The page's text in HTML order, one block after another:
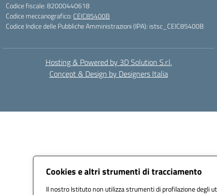
Cookies e altri strumenti di tracciamento
Il nostro Istituto non utilizza strumenti di profilazione degli
Codice fiscale: 82000440618
Codice meccanografico: CEIC85400B
Codice Indice delle Pubbliche Amministrazioni (IPA): istsc_CEIC85400B
Hosting & Powered by 3D Solution S.r.l.
Concept & Design by Designers Italia